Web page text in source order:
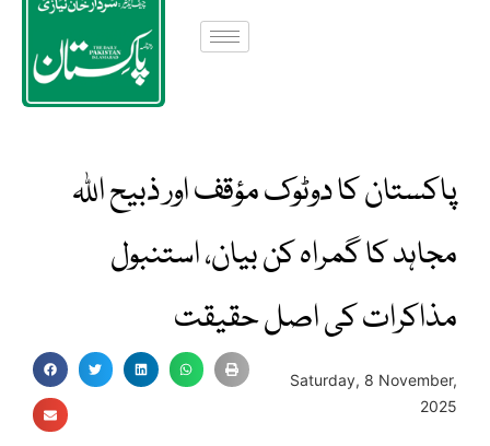
پاکستان کا دوٹوک مؤقف اور ذبیح اللہ
مجاہد کا گمراہ کن بیان، استنبول
مذاکرات کی اصل حقیقت
Saturday, 8 November,
2025